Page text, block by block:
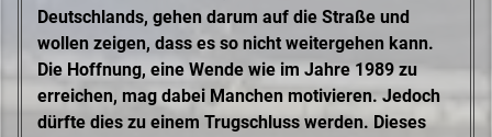
Deutschlands, gehen darum auf die Straße und
wollen zeigen, dass es so nicht weitergehen kann.
Die Hoffnung, eine Wende wie im Jahre 1989 zu
erreichen, mag dabei Manchen motivieren. Jedoch
dürfte dies zu einem Trugschluss werden. Dieses